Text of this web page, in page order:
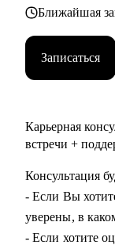
Ближайшая
Записаться
Карьерная
встречи +
Консультация
- Если Вы
уверены, в
- Если хотите